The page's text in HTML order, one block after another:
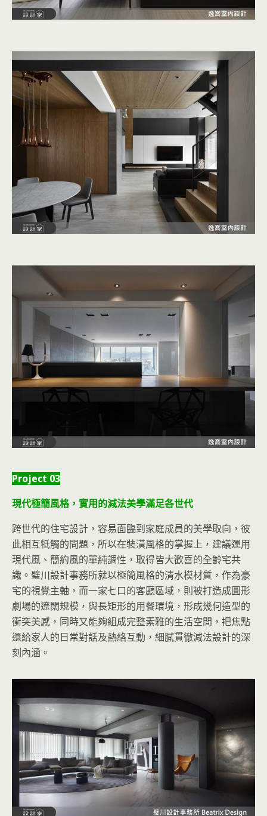
Project 03
現代極簡風格，實用的減法美學滿足各世代
跨世代的住宅設計，容易面臨到家庭成員的美學取向，彼
此相互牴觸的問題，所以在裝潢風格的掌握上，建議運用
現代風、簡約風的單純調性，取得皆大歡喜的全齡宅共
識。璧川設計事務所就以極簡風格的清水模材質，作為豪
宅的視覺主軸，而一家七口的客廳區域，則被打造成圓形
劇場的遼闊規模，與長矩形的用餐環境，形成幾何造型的
衝突美感，同時又能夠組成完整素雅的生活空間，把焦點
還給家人的日常對話及熱絡互動，細膩貫徹減法設計的深
刻內涵。